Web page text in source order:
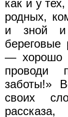
как и у
родных,
и зной и
— хорошо
проводи
заботы!»
своих